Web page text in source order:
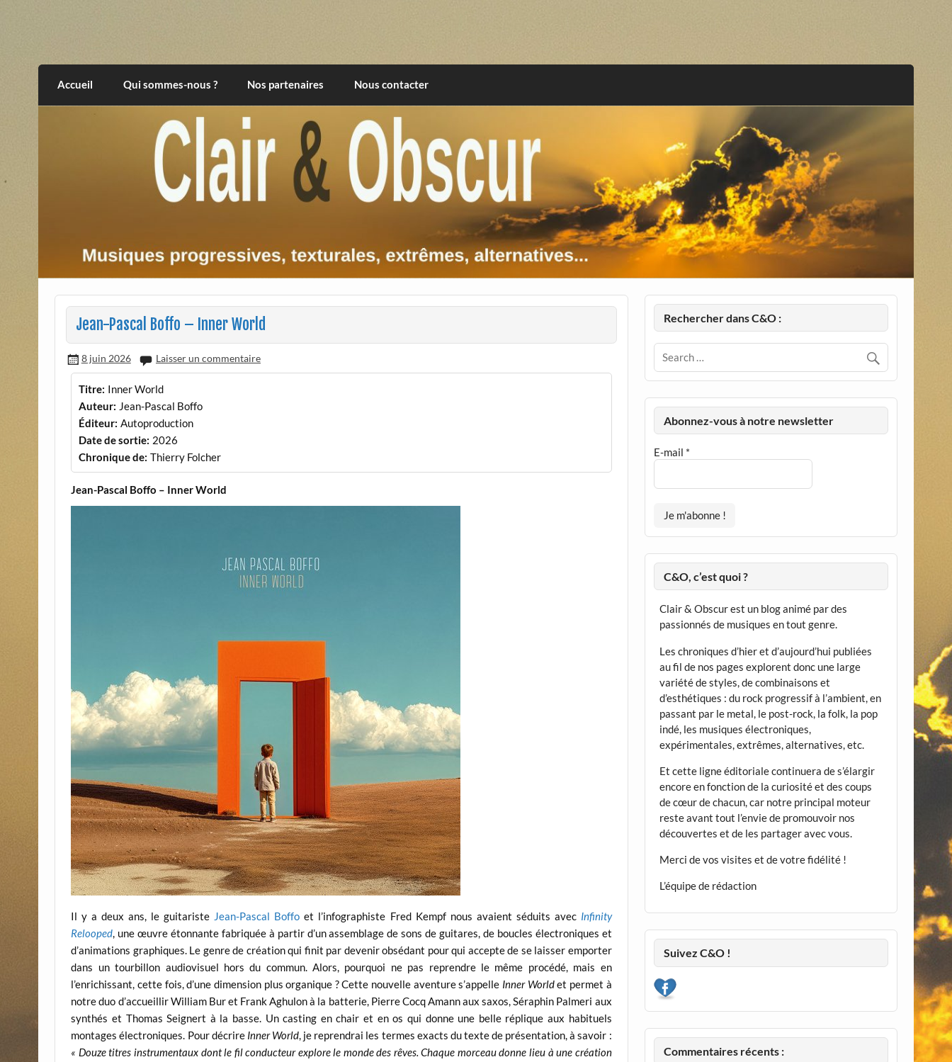
Clair et Obscur
Accueil Qui sommes-nous ? Nos partenaires Nous contacter
Jean-Pascal Boffo – Inner World
8 juin 2026 Laisser un commentaire
Titre: Inner World
Auteur: Jean-Pascal Boffo
Éditeur: Autoproduction
Date de sortie: 2026
Chronique de: Thierry Folcher
Jean-Pascal Boffo – Inner World
Il y a deux ans, le guitariste Jean-Pascal Boffo et l’infographiste Fred Kempf nous avaient séduits avec Infinity
Relooped, une œuvre étonnante fabriquée à partir d’un assemblage de sons de guitares, de boucles électroniques et
d’animations graphiques. Le genre de création qui finit par devenir obsédant pour qui accepte de se laisser emporter
dans un tourbillon audiovisuel hors du commun. Alors, pourquoi ne pas reprendre le même procédé, mais en
l’enrichissant, cette fois, d’une dimension plus organique ? Cette nouvelle aventure s’appelle Inner Worldet permet à
notre duo d’accueillir William Bur et Frank Aghulon à la batterie, Pierre Cocq Amann aux saxos, Séraphin Palmeri aux
synthés et Thomas Seignert à la basse. Un casting en chair et en os qui donne une belle réplique aux habituels
montages électroniques. Pour décrire Inner World, je reprendrai les termes exacts du texte de présentation, à savoir :
« Douze titres instrumentaux dont le fil conducteur explore le monde des rêves. Chaque morceau donne lieu à une création
Rechercher dans C&O :
Abonnez-vous à notre newsletter
E-mail *
C&O, c’est quoi ?
Clair & Obscur est un blog animé par des
passionnés de musiques en tout genre.
Les chroniques d’hier et d’aujourd’hui publiées
au fil de nos pages explorent donc une large
variété de styles, de combinaisons et
d’esthétiques : du rock progressif à l’ambient, en
passant par le metal, le post-rock, la folk, la pop
indé, les musiques électroniques,
expérimentales, extrêmes, alternatives, etc.
Et cette ligne éditoriale continuera de s’élargir
encore en fonction de la curiosité et des coups
de cœur de chacun, car notre principal moteur
reste avant tout l’envie de promouvoir nos
découvertes et de les partager avec vous.
Merci de vos visites et de votre fidélité !
L’équipe de rédaction
Suivez C&O !
Commentaires récents :